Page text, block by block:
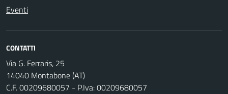
Eventi
CONTATTI
Via G. Ferraris, 25
14040 Montabone (AT)
C.F. 00209680057 - P.Iva: 00209680057